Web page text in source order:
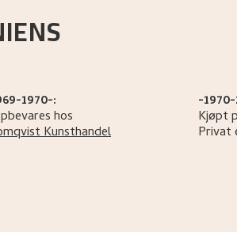
1970-:
hos
Kunsthandel
-
Kjøpt
Privat